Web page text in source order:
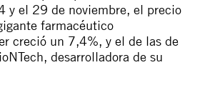
y el 29 de noviembre, el precio
farmacéutico
creció un 7,4%, y el de las de
desarrolladora de su